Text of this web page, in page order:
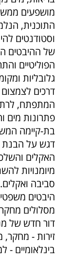
מושפעים
התוכנית,
וסטודנטים
של ההיבטים
הפוליטיים
גלובליות
דרכים
המתפתח,
פתרונות מים
בת-קיימה
דגש על הבנת
האקלים
מיומנויות
סביבה
היבטים
מסלולים
דור חדש של
זירות - מחקר,
בינלאומיים -